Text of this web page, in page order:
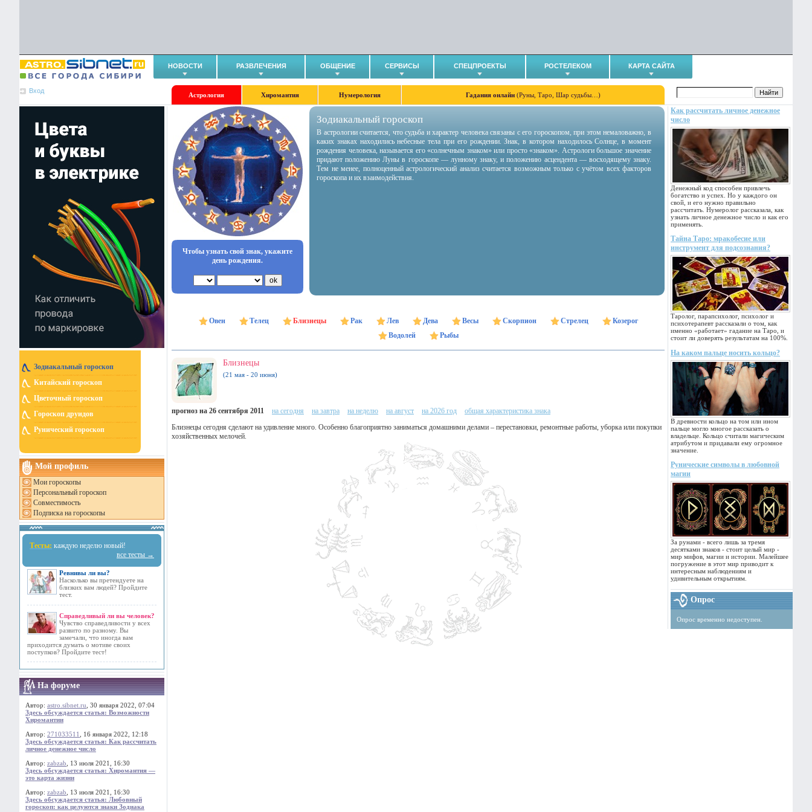
НОВОСТИ РАЗВЛЕЧЕНИЯ ОБЩЕНИЕ СЕРВИСЫ СПЕЦПРОЕКТЫ РОСТЕЛЕКОМ КАРТА САЙТА
Вход
Астрология Хиромантия Нумерология Гадания онлайн (Руны, Таро, Шар судьбы…)
Зодиакальный гороскоп
Китайский гороскоп
Цветочный гороскоп
Гороскоп друидов
Рунический гороскоп
Мой профиль
Мои гороскопы
Персональный гороскоп
Совместимость
Подписка на гороскопы
Тесты: каждую неделю новый!
все тесты →
Ревнивы ли вы?
Насколько вы претендуете на
близких вам людей? Пройдите
тест.
Справедливый ли вы человек?
Чувство справедливости у всех
развито по разному. Вы
замечали, что иногда вам
приходится думать о мотиве своих
поступков? Пройдите тест!
На форуме
Автор: astro.sibnet.ru , 30 января 2022, 07:04
Здесь обсуждается статья: Возможности
Хиромантии
Автор: 271033511
, 16 января 2022, 12:18
Здесь обсуждается статья: Как рассчитать
личное денежное число
Автор: zabzab , 13 июля 2021, 16:30
Здесь обсуждается статья: Хиромантия —
это карта жизни
Автор: zabzab , 13 июля 2021, 16:30
Здесь обсуждается статья: Любовный
гороскоп: как целуются знаки Зодиака
Как рассчитать личное денежное
число
Денежный код способен привлечь
богатство и успех. Но у каждого он
свой, и его нужно правильно
рассчитать. Нумеролог рассказала, как
узнать личное денежное число и как его
применять.
Тайна Таро: мракобесие или
инструмент для подсознания?
Таролог, парапсихолог, психолог и
психотерапевт рассказали о том, как
именно «работает» гадание на Таро, и
стоит ли доверять результатам на 100%.
На каком пальце носить кольцо?
В древности кольцо на том или ином
пальце могло многое рассказать о
владельце. Кольцо считали магическим
атрибутом и придавали ему огромное
значение.
Рунические символы в любовной
магии
За рунами - всего лишь за тремя
десятками знаков - стоит целый мир -
мир мифов, магии и истории. Малейшее
погружение в этот мир приводит к
интересным наблюдениям и
удивительным открытиям.
Опрос
Опрос временно недоступен.
Чтобы узнать свой знак, укажите
день рождения.
Зодиакальный гороскоп
В астрологии считается, что судьба и характер человека связаны с его гороскопом, при этом немаловажно, в
каких знаках находились небесные тела при его рождении. Знак, в котором находилось Солнце, в момент
рождения человека, называется его «солнечным знаком» или просто «знаком». Астрологи большое значение
придают положению Луны в гороскопе — лунному знаку, и положению асцендента — восходящему знаку.
Тем не менее, полноценный астрологический анализ считается возможным только с учётом всех факторов
гороскопа и их взаимодействия.
Овен Телец Близнецы Рак Лев Дева Весы Скорпион Стрелец
Козерог
Водолей
Рыбы
Близнецы
(21 мая - 20 июня)
прогноз на 26 сентября 2011 на сегодня на завтра на неделю на август на 2026 год
общая характеристика знака
Близнецы сегодня сделают на удивление много. Особенно благоприятно заниматься домашними делами – перестановки, ремонтные работы, уборка или покупки
хозяйственных мелочей.